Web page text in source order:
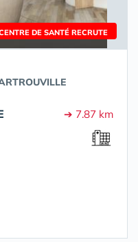
DE SANTÉ RECRUTE
➔ 7.87 km